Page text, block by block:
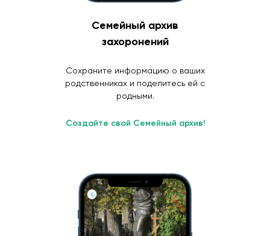
Семейный архив
захоронений
Сохраните информацию о ваших
родственниках и поделитесь ей с
родными.
Создайте свой Семейный архив!